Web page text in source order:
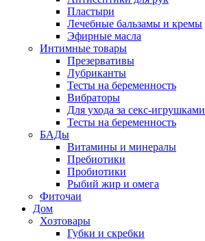
Пластыри
Лечебные бальзамы и кремы
Эфирные масла
Интимные товары
Презервативы
Лубриканты
Тесты на беременность
Вибраторы
Для ухода за секс-игрушками
Тесты на беременность
БАДы
Витамины и минералы
Пребиотики
Пробиотики
Рыбий жир и омега
Фиточаи
Дом
Хозтовары
Губки и скребки